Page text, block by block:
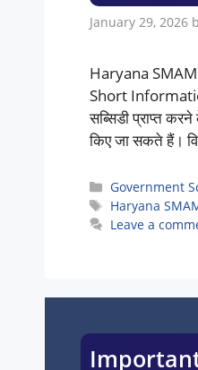
January 29, 2026
Haryana
Short
सब्सिडी प्राप्त
किए जा सकते हैं।
Categories
Government
Tags
Haryana
Leave a